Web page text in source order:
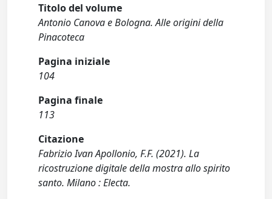
Titolo del volume
Antonio Canova e Bologna. Alle origini della
Pinacoteca
Pagina iniziale
104
Pagina finale
113
Citazione
Fabrizio Ivan Apollonio, F.F. (2021). La
ricostruzione digitale della mostra allo spirito
santo. Milano : Electa.